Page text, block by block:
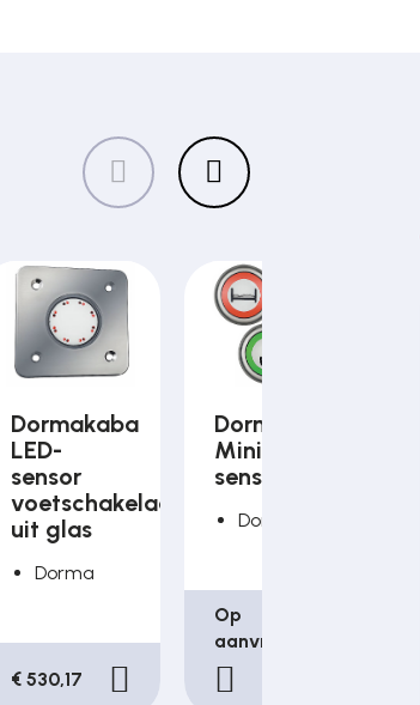
Dormakaba
LED-
sensor
voetschakelaar
uit glas
Dorma
€ 530,17
Dormakaba
Mini LED-
sensorschakelaar
Dorma
Op
aanvraag